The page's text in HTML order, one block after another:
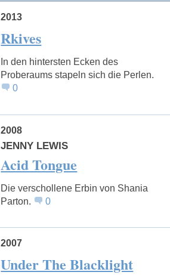
2013
Rkives
In den hintersten Ecken des
Proberaums stapeln sich die Perlen.
0
2008
JENNY LEWIS
Acid Tongue
Die verschollene Erbin von Shania
Parton.
0
2007
Under The Blacklight